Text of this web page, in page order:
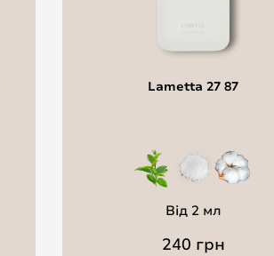
Lametta 27 87
Від 2 мл
240 грн